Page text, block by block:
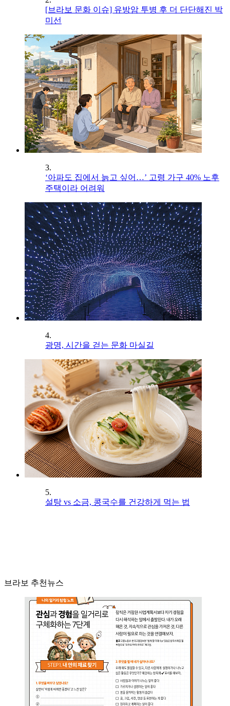
[브라보 문화 이슈] 유방암 투병 후 더 단단해진 박
미선
3.
‘아파도 집에서 늙고 싶어…’ 고령 가구 40% 노후
주택이라 어려워
4.
광명, 시간을 걷는 문화 마실길
5.
설탕 vs 소금, 콩국수를 건강하게 먹는 법
브라보 추천뉴스